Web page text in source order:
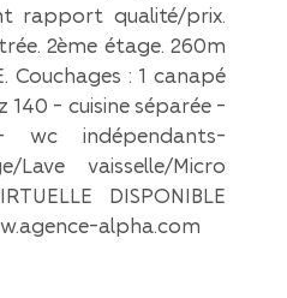
rapport qualité/prix.
2ème étage. 260m
Couchages : 1 canapé
- cuisine séparée -
indépendants-
Lave vaisselle/Micro
DISPONIBLE
alpha.com